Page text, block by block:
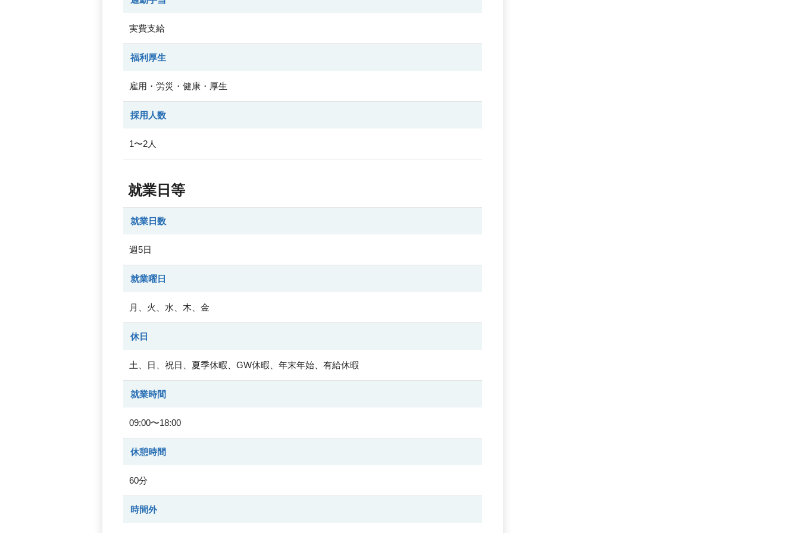
実費支給
福利厚生
雇用・労災・健康・厚生
採用人数
1〜2人
就業日等
就業日数
週5日
就業曜日
月、火、水、木、金
休日
土、日、祝日、夏季休暇、GW休暇、年末年始、有給休暇
就業時間
09:00〜18:00
休憩時間
60分
時間外